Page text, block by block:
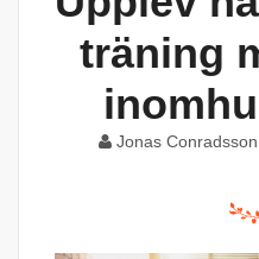
träning
Jonas Conradsson